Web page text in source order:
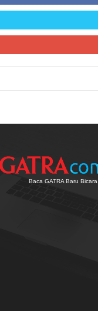
Baca GATRA Baru Bicara